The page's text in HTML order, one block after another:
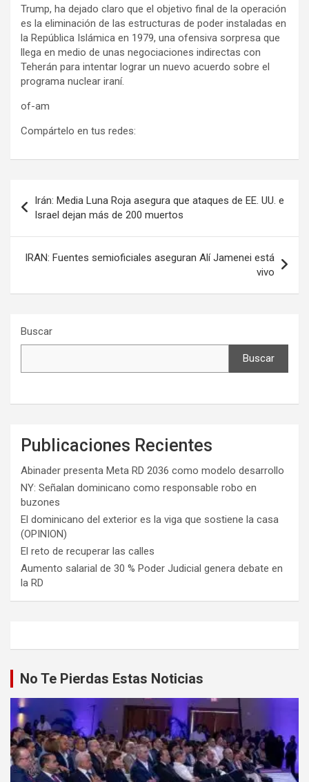
Trump, ha dejado claro que el objetivo final de la operación
es la eliminación de las estructuras de poder instaladas en
la República Islámica en 1979, una ofensiva sorpresa que
llega en medio de unas negociaciones indirectas con
Teherán para intentar lograr un nuevo acuerdo sobre el
programa nuclear iraní.
of-am
Compártelo en tus redes:
de
entradas
Irán: Media Luna Roja asegura que ataques de EE. UU. e
Israel dejan más de 200 muertos
IRAN: Fuentes semioficiales aseguran Alí Jamenei está
vivo
Buscar
Buscar
Publicaciones Recientes
Abinader presenta Meta RD 2036 como modelo desarrollo
NY: Señalan dominicano como responsable robo en
buzones
El dominicano del exterior es la viga que sostiene la casa
(OPINION)
El reto de recuperar las calles
Aumento salarial de 30 % Poder Judicial genera debate en
la RD
No Te Pierdas Estas Noticias